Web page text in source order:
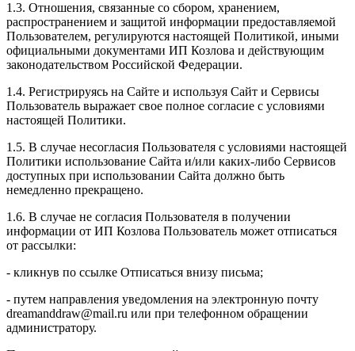
1.3. Отношения, связанные со сбором, хранением,
распространением и защитой информации предоставляемой
Пользователем, регулируются настоящей Политикой, иными
официальными документами ИП Козловa и действующим
законодательством Российской Федерации.
1.4. Регистрируясь на Сайте и используя Сайт и Сервисы
Пользователь выражает свое полное согласие с условиями
настоящей Политики.
1.5. В случае несогласия Пользователя с условиями настоящей
Политики использование Сайта и/или каких-либо Сервисов
доступных при использовании Сайта должно быть
немедленно прекращено.
1.6. В случае не согласия Пользователя в получении
информации от ИП Козлова Пользователь может отписаться
от рассылки:
- кликнув по ссылке Отписаться внизу письма;
- путем направления уведомления на электронную почту
dreamanddraw@mail.ru или при телефонном обращении
администратору.